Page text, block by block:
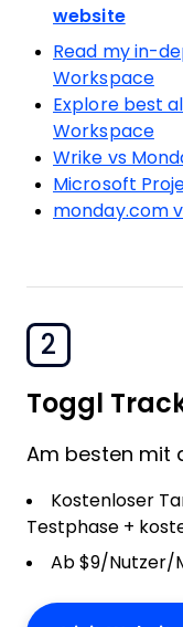
website
Read my in-
Workspace
Explore best
Workspace
Wrike vs
Microsoft
monday.com
2
Toggl
Am besten mit
Kostenloser
Testphase +
Ab $9/Nutzer/